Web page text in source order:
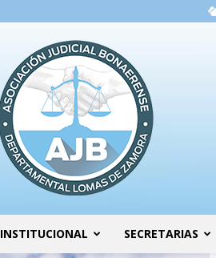
INSTITUCIONAL SECRETARIAS